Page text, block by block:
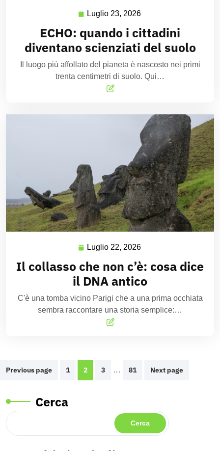
Luglio 23, 2026
ECHO: quando i cittadini
diventano scienziati del suolo
Il luogo più affollato del pianeta è nascosto nei primi
trenta centimetri di suolo. Qui…
Luglio 22, 2026
Il collasso che non c’è: cosa dice
il DNA antico
C'è una tomba vicino Parigi che a una prima occhiata
sembra raccontare una storia semplice:…
Previous page 1 2 3 … 81 Next page
Cerca
Cerca